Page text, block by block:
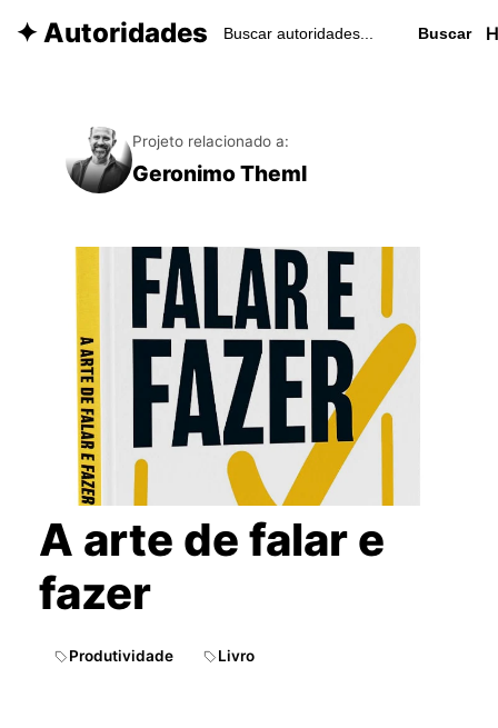
✦ Autoridades Buscar
Projeto relacionado a:
Geronimo Theml
A arte de falar e
fazer
Produtividade Livro